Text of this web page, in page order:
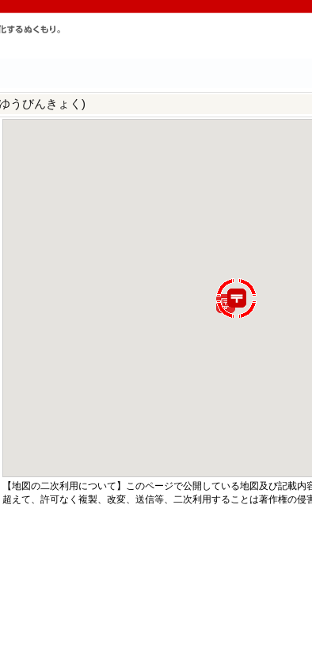
うびんきょく)
【地図の二次利用について】このページで公開している地図及び記載
超えて、許可なく複製、改変、送信等、二次利用することは著作権の侵